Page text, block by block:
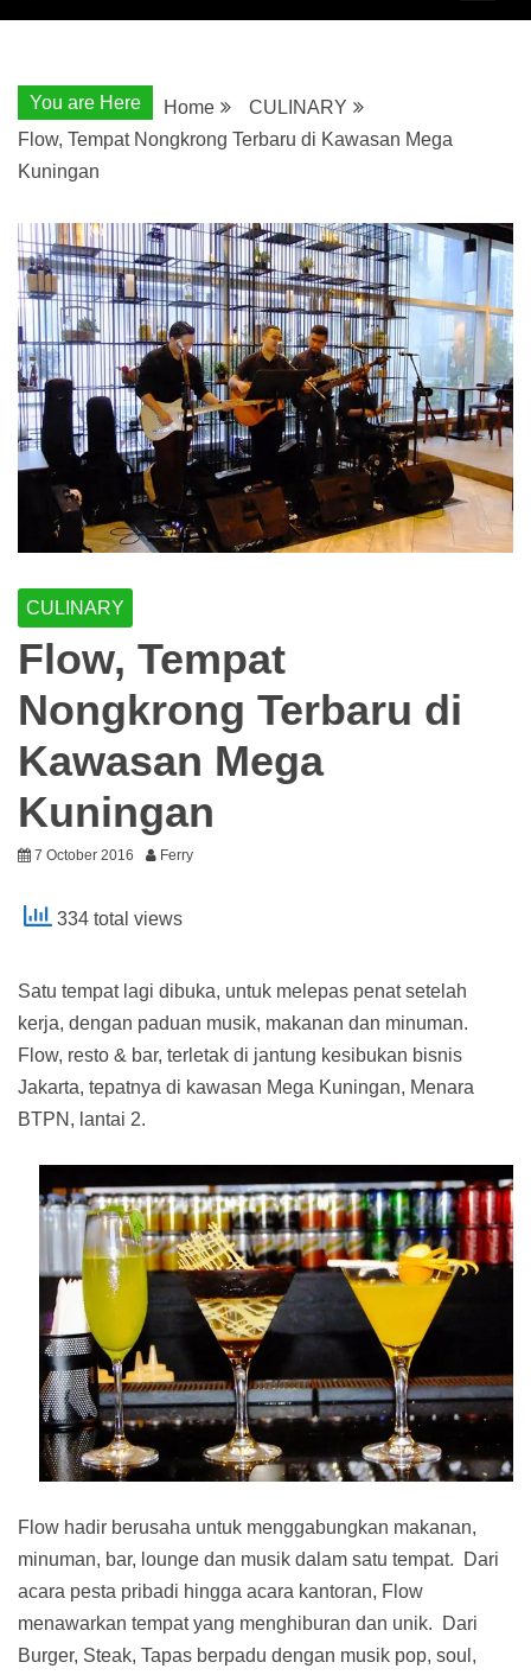
You are Here Home
CULINARY
Flow, Tempat Nongkrong Terbaru di Kawasan Mega
Kuningan
CULINARY
Flow, Tempat
Nongkrong Terbaru di
Kawasan Mega
Kuningan
7 October 2016 Ferry
334 total views
Satu tempat lagi dibuka, untuk melepas penat setelah
kerja, dengan paduan musik, makanan dan minuman.
Flow, resto & bar, terletak di jantung kesibukan bisnis
Jakarta, tepatnya di kawasan Mega Kuningan, Menara
BTPN, lantai 2.
Flow hadir berusaha untuk menggabungkan makanan,
minuman, bar, lounge dan musik dalam satu tempat. Dari
acara pesta pribadi hingga acara kantoran, Flow
menawarkan tempat yang menghiburan dan unik. Dari
Burger, Steak, Tapas berpadu dengan musik pop, soul,